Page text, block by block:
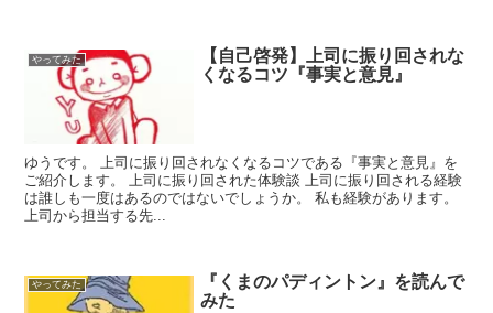
やってみた
【自己啓発】上司に振り回されな
くなるコツ『事実と意見』
ゆうです。 上司に振り回されなくなるコツである『事実と意見』を
ご紹介します。 上司に振り回された体験談 上司に振り回される経験
は誰しも一度はあるのではないでしょうか。 私も経験があります。
上司から担当する先...
やってみた
『くまのパディントン』を読んで
みた